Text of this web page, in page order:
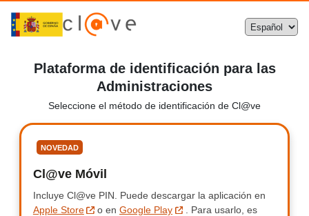
Plataforma de identificación para las
Administraciones
Seleccione el método de identificación de Cl@ve
NOVEDAD
Cl@ve Móvil
Incluye Cl@ve PIN. Incluye Clave PIN.
Puede descargar la aplicación en
Apple Store
o en Google Play
Para usarlo, es